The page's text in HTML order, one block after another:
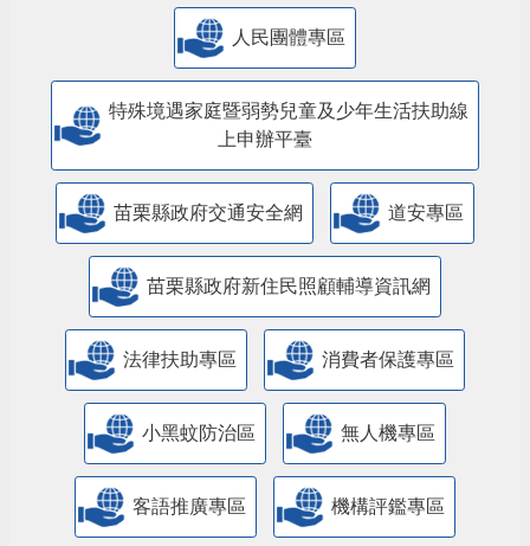
人民團體專區
特殊境遇家庭暨弱勢兒童及少年生活扶助線
上申辦平臺
苗栗縣政府交通安全網 道安專區
苗栗縣政府新住民照顧輔導資訊網
法律扶助專區 消費者保護專區
小黑蚊防治區 無人機專區
客語推廣專區 機構評鑑專區